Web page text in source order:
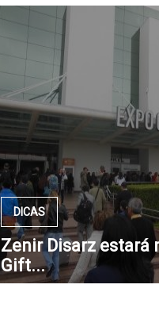
DICAS
Zenir Disarz estará
Gift...